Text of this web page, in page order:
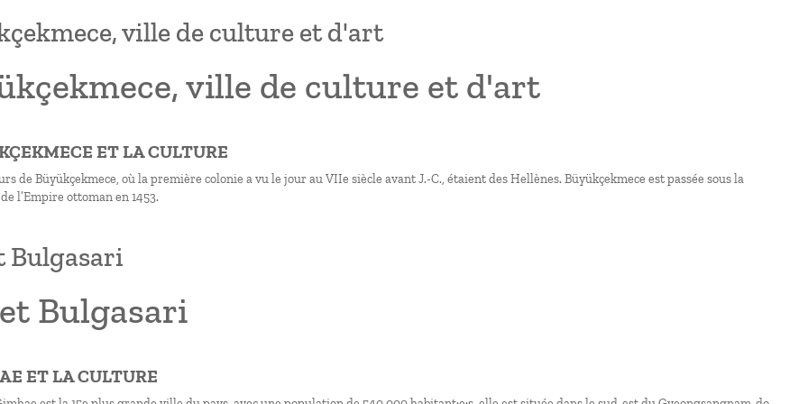
ville de culture et d'art
ville de culture et d'art
ET LA CULTURE
de Büyükçekmece, où la première colonie a vu le jour au VIIe siècle avant J.-C., étaient des Hellènes. Büyükçekmece est passée sous la
l’Empire ottoman en 1453.
Bulgasari
Bulgasari
ET LA CULTURE